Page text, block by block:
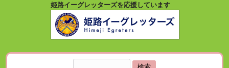
姫路イーグレッターズを応援しています